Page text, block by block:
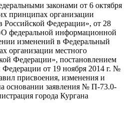
законами от 6 октября
принципах организации
Российской Федерации», от 28
федеральной информационной
изменений в Федеральный
организации местного
Федерации», постановлением
Федерации от 19 ноября 2014 г. №
присвоения, изменения и
основании заявления № П-73.0-
города Кургана